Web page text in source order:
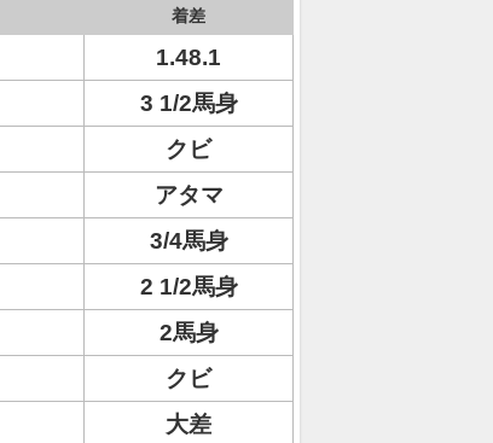
着差
1.48.1
3 1/2馬身
クビ
アタマ
3/4馬身
2 1/2馬身
2馬身
クビ
大差